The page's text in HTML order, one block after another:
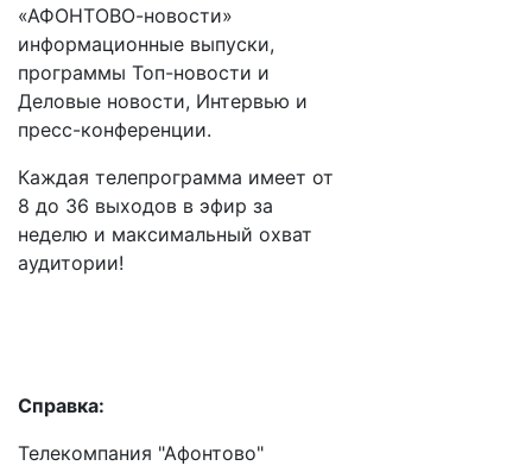
«АФОНТОВО-новости»
информационные выпуски,
программы Топ-новости и
Деловые новости, Интервью и
пресс-конференции.
Каждая телепрограмма имеет от
8 до 36 выходов в эфир за
неделю и максимальный охват
аудитории!
Справка:
Телекомпания "Афонтово"